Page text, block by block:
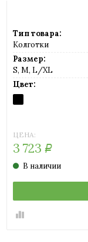
Тип товара:
Колготки
Размер:
S, M, L/XL
Цвет:
BLACK
ЦЕНА:
3 723 Р
В наличии